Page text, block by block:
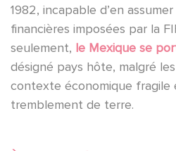
1982, incapable d’en
financières imposées par la
seulement, le Mexique se
désigné pays hôte, malgré
contexte économique fragile
tremblement de terre.